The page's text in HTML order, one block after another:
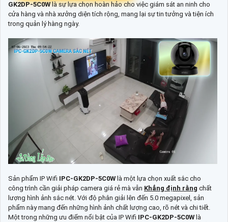
GK2DP-5C0Wlà sự lựa chọn hoàn hảo cho việc giám sát an ninh cho
cửa hàng và nhà xưởng diện tích rộng, mang lại sự tin tưởng và tiện ích
trong quản lý hàng ngày.
Sản phẩm IP Wifi IPC-GK2DP-5C0W là một lựa chọn xuất sắc cho
công trình cần giải pháp camera giá rẻ mà vẫn Khẳng định rằng chất
lượng hình ảnh sắc nét. Với độ phân giải lên đến 5.0 megapixel, sản
phẩm này mang đến những hình ảnh chất lượng cao, rõ nét và chi tiết.
Một trong những ưu điểm nổi bật của IP Wifi IPC-GK2DP-5C0W là